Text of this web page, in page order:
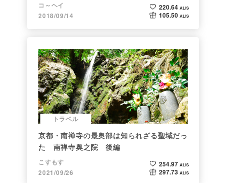
コ～ヘイ
2018/09/14
220.64 ALIS
105.50 ALIS
トラベル
京都・南禅寺の最奥部は知られざる聖域だっ
た 南禅寺奥之院 後編
こすもす
2021/09/26
254.97 ALIS
297.73 ALIS